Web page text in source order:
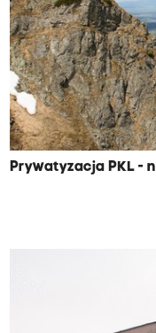
Prywatyzacja PKL -